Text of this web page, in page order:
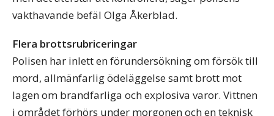
vakthavande befäl Olga Åkerblad.
Flera brottsrubriceringar
Polisen har inlett en förundersökning om försök till
mord, allmänfarlig ödeläggelse samt brott mot
lagen om brandfarliga och explosiva varor. Vittnen
i området förhörs under morgonen och en teknisk